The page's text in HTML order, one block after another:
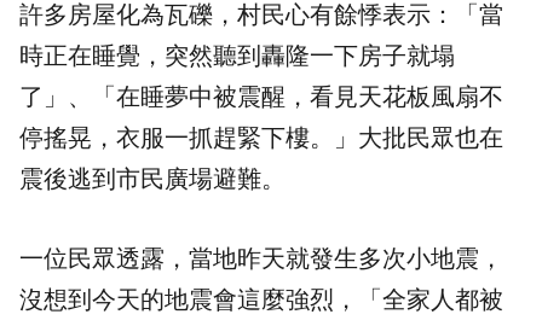
許多房屋化為瓦礫，村民心有餘悸表示：「當
時正在睡覺，突然聽到轟隆一下房子就塌
了」、「在睡夢中被震醒，看見天花板風扇不
停搖晃，衣服一抓趕緊下樓。」大批民眾也在
震後逃到市民廣場避難。
一位民眾透露，當地昨天就發生多次小地震，
沒想到今天的地震會這麼強烈，「全家人都被